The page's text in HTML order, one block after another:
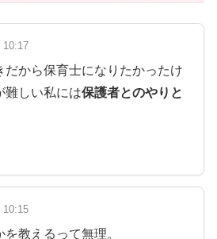
10:17
だから保育士になりたかったけ
難しい私には保護者とのやりと
10:15
教えるって無理。